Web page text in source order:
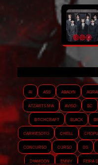
AI ASS Abalyn
Atzarts Mia
Aviso BC
Bitchcraft
Black
Carriesoto
Cheill
Concurso
Curso DS
Dyamoon
Emmy Feira